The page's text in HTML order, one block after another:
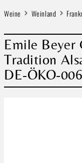
Weine
Weinland
Emile Beyer
Tradition
DE-ÖKO-